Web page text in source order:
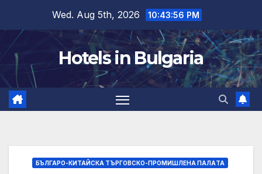
content
Wed. Aug 5th, 2026 10:43:57 PM
Hotels in Bulgaria
БЪЛГАРО-КИТАЙСКА ТЪРГОВСКО-ПРОМИШЛЕНА ПАЛAТА